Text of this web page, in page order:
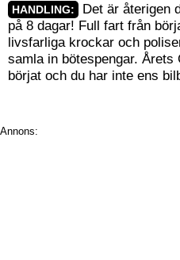
HANDLING:
Det är återigen
på 8 dagar! Full fart från
livsfarliga krockar och
samla in bötespengar. Årets
börjat och du har inte ens
Annons: